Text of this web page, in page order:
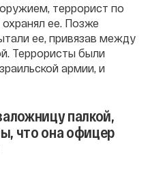
террорист по
ее. Позже
ее, привязав между
Террористы были
армии, и
палкой,
что она офицер